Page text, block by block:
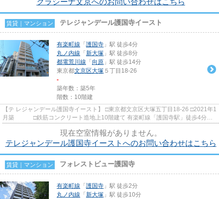
グラシーナ文京へのお問い合わせはこちら
賃貸｜マンション テレジャンデール護国寺イースト
有楽町線 「 護国寺 」駅 徒歩4分
丸ノ内線 「 新大塚 」駅 徒歩8分
都電荒川線 「 向原 」駅 徒歩14分
東京都文京区大塚 ５丁目18-26
-
築年数：築5年
階数：10階建
【テ レジャンデール護国寺イースト】 □東京都文京区大塚五丁目18-26 □2021年1
月築 □鉄筋コンクリート造地上10階建て 有楽町線「護国寺駅」徒歩4分・
現在空室情報がありません。
テレジャンデール護国寺イーストへのお問い合わせはこちら
賃貸｜マンション フォレストビュー護国寺
有楽町線 「 護国寺 」駅 徒歩2分
丸ノ内線 「 新大塚 」駅 徒歩10分